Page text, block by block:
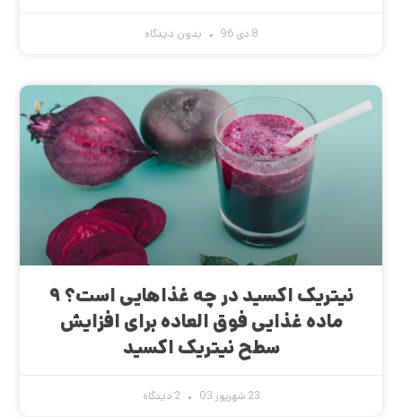
8 دی 96 بدون دیدگاه
نیتریک اکسید در چه غذاهایی است؟ ۹
ماده غذایی فوق العاده برای افزایش
سطح نیتریک اکسید
23 شهریور 03